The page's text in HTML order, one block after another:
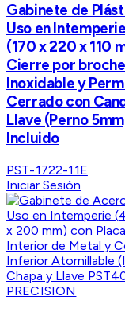
Gabinete de
Uso en
(170 x 220 x 110
Cierre por broche
Inoxidable y
Cerrado con
Llave (Perno
Incluido
PST-1722-11E
Iniciar Sesión
PRECISION